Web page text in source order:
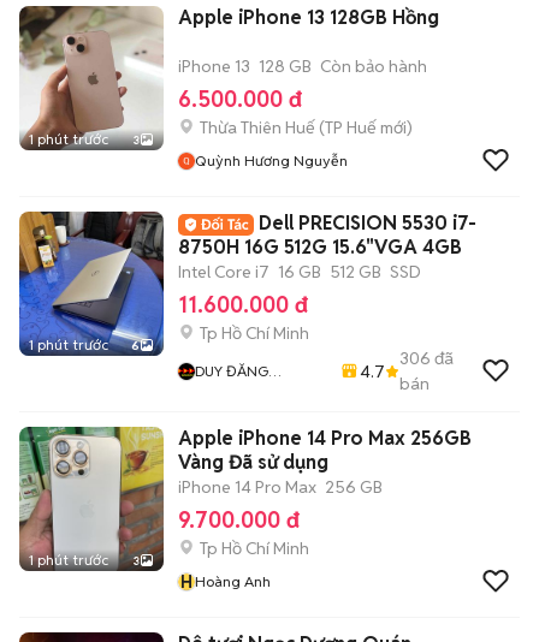
1 phút trước 3
Apple iPhone 13 128GB Hồng
iPhone 13 128 GB Còn bảo hành
6.500.000 đ
Thừa Thiên Huế (TP Huế mới)
Quỳnh Hương Nguyễn
1 phút trước 6
Dell PRECISION 5530 i7-
8750H 16G 512G 15.6"VGA 4GB
Intel Core i7 16 GB 512 GB SSD
11.600.000 đ
Tp Hồ Chí Minh
DUY ĐĂNG
4.7
306 đã
bán
1 phút trước 3
Apple iPhone 14 Pro Max 256GB
Vàng Đã sử dụng
iPhone 14 Pro Max 256 GB
9.700.000 đ
Tp Hồ Chí Minh
HHoàng Anh